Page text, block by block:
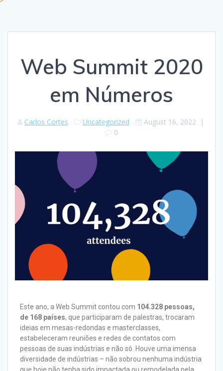
Web Summit 2020
em Números
Carlos Cortes Uncategorized August 16, 2022|
0
Este ano, a Web Summit contou com 104.328 pessoas,
de 168 países, que participaram de palestras, trocaram
ideias em mesas-redondas e masterclasses,
estabeleceram reuniões e redes de contatos com
pessoas de suas indústrias e não só. Houve uma imensa
diversidade de indústrias – não sobrou nenhuma indústria